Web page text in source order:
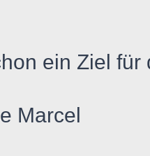
ein Ziel
Marcel